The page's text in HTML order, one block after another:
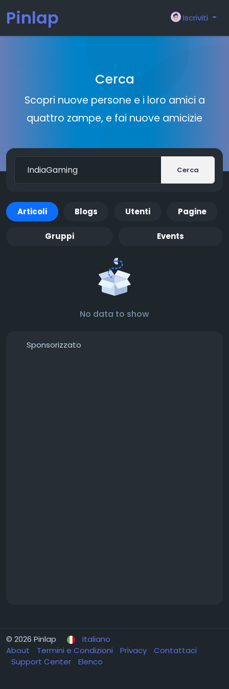
Pinlap Iscriviti
Cerca
Scopri nuove persone e i loro amici a
quattro zampe, e fai nuove amicizie
Cerca
Articoli Blogs Utenti Pagine
Gruppi Events
No data to show
Sponsorizzato
© 2026 Pinlap
Italiano
About
Termini e Condizioni Privacy
Contattaci
Support Center
Elenco